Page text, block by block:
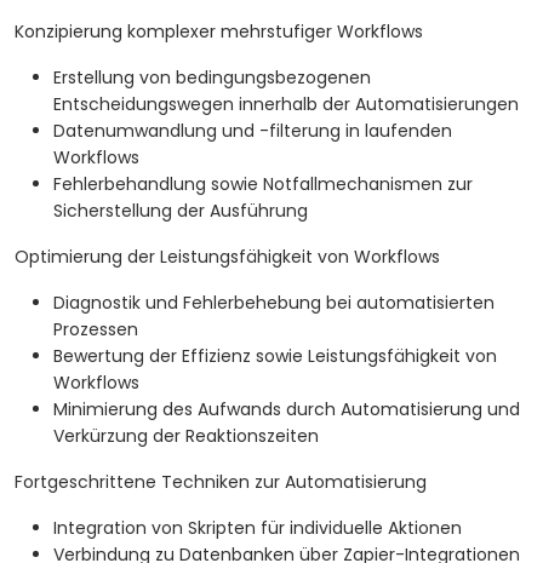
Konzipierung komplexer mehrstufiger Workflows
Erstellung von bedingungsbezogenen
Entscheidungswegen innerhalb der Automatisierungen
Datenumwandlung und -filterung in laufenden
Workflows
Fehlerbehandlung sowie Notfallmechanismen zur
Sicherstellung der Ausführung
Optimierung der Leistungsfähigkeit von Workflows
Diagnostik und Fehlerbehebung bei automatisierten
Prozessen
Bewertung der Effizienz sowie Leistungsfähigkeit von
Workflows
Minimierung des Aufwands durch Automatisierung und
Verkürzung der Reaktionszeiten
Fortgeschrittene Techniken zur Automatisierung
Integration von Skripten für individuelle Aktionen
Verbindung zu Datenbanken über Zapier-Integrationen